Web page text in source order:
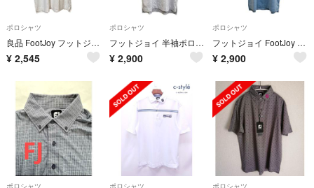
ポロシャツ
良品 FootJoy フットジョイ ゴルフ ポロシャツ 2XL ホワイト メンズ 古着 中古 USED
¥ 2,545
ポロシャツ
フットジョイ 半袖ポロシャツゴルフウェア 総柄 ストレッチ ホワイト ブルーM
¥ 2,900
ポロシャツ
フットジョイ FootJoy 半袖ポロシャツ 刺繍 柄 ゴルフウェア ブルー M
¥ 2,900
ポロシャツ ポロシャツ ポロシャツ